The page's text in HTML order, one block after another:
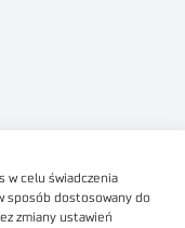
w celu świadczenia
sposób dostosowany do
zmiany ustawień